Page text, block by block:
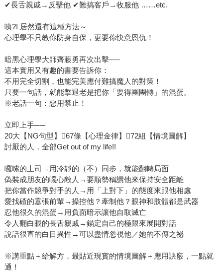
✔長舌親戚→反擊他 ✔難搞客戶→收服他 ……etc.
咦?! 居然還有這種方法～
心理學不只教你防身自保，更要你快意恩仇！
暗黑心理學大師齊藤勇再次出擊──
這本實用又有趣的書要告訴你：
不用完全切割，也能完美應付難搞魔人的對策！
只要一句話，就能擊退老是把你「耍得團團轉」的混蛋。
※老話一句：惡用禁止！
立即上手──
20大【NG句型】67條【心理金律】72組【情境圖解】
討厭的人，全部Get out of my life!!
囉嗦的上司→用冷靜的（不）同步，就能翻轉局面
偽裝成朋友的噁心敵人→要順勢稱讚他來保持安全距離
把你當作競爭對手的人→用「上對下」的態度來跟他相處
愛找碴的囂張前輩→操控他？牽制他？眼神和肢體都是武器
忍他很久的混蛋→用負面暗示讓他自取滅亡
令人翻白眼的長舌親戚→錨定自己的極限來展開對話
說話很直的白目異性→可以盡情忽視他／她的不傳之祕
※講重點＋給解方，最貼近現實的情境圖解＋應用訣竅，一點就
通！